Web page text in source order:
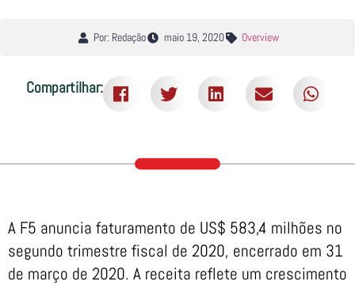
Por: Redação maio 19, 2020 Overview
Compartilhar:
A F5 anuncia faturamento de US$ 583,4 milhões no
segundo trimestre fiscal de 2020, encerrado em 31
de março de 2020. A receita reflete um crescimento